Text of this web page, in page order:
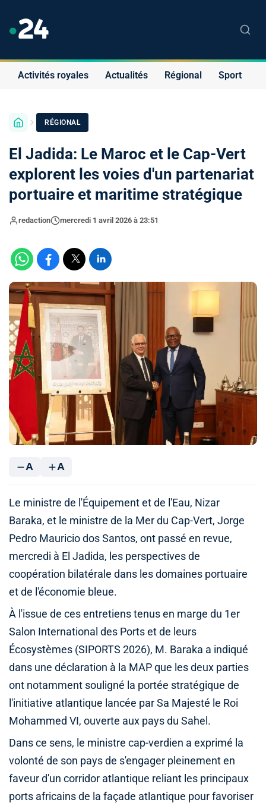
Activités royales Actualités Régional Sport
RÉGIONAL
El Jadida: Le Maroc et le Cap-Vert
explorent les voies d'un partenariat
portuaire et maritime stratégique
redaction mercredi 1 avril 2026 à 23:51
A A
Le ministre de l'Équipement et de l'Eau, Nizar
Baraka, et le ministre de la Mer du Cap-Vert, Jorge
Pedro Mauricio dos Santos, ont passé en revue,
mercredi à El Jadida, les perspectives de
coopération bilatérale dans les domaines portuaire
et de l'économie bleue.
À l'issue de ces entretiens tenus en marge du 1er
Salon International des Ports et de leurs
Écosystèmes (SIPORTS 2026), M. Baraka a indiqué
dans une déclaration à la MAP que les deux parties
ont notamment souligné la portée stratégique de
l'initiative atlantique lancée par Sa Majesté le Roi
Mohammed VI, ouverte aux pays du Sahel.
Dans ce sens, le ministre cap-verdien a exprimé la
volonté de son pays de s'engager pleinement en
faveur d'un corridor atlantique reliant les principaux
ports africains de la façade atlantique pour favoriser